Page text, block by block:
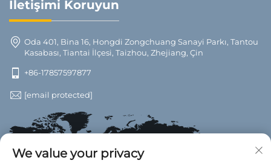
İletişimi Koruyun
Oda 401, Bina 16, Hongdi Zongchuang Sanayi Parkı, Tantou
Kasabası, Tiantai İlçesi, Taizhou, Zhejiang, Çin
+86-17857597877
[email protected]
We value your privacy